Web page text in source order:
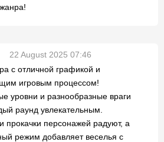
22 August 2025 07:46
с отличной графикой и
игровым процессом!
уровни и разнообразные враги
раунд увлекательным.
прокачки персонажей радуют, а
режим добавляет веселья с